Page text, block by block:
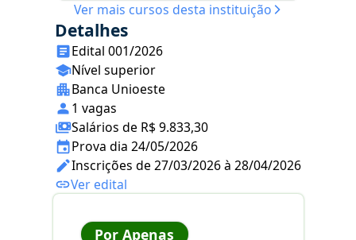
Ver mais cursos desta instituição
Detalhes
Edital 001/2026
Nível superior
Banca Unioeste
1 vagas
Salários de R$ 9.833,30
Prova dia 24/05/2026
Inscrições de 27/03/2026 à 28/04/2026
Ver edital
Por Apenas